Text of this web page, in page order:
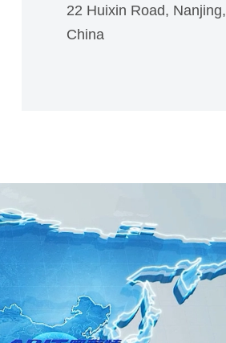
22 Huixin Road, Nanjing,
China